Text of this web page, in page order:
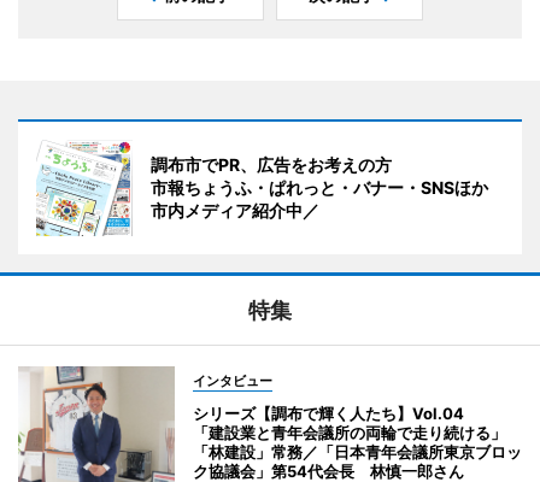
調布市でPR、広告をお考えの方
市報ちょうふ・ぱれっと・バナー・SNSほか
市内メディア紹介中／
特集
インタビュー
シリーズ【調布で輝く人たち】Vol.04
「建設業と青年会議所の両輪で走り続ける」
「林建設」常務／「日本青年会議所東京ブロッ
ク協議会」第54代会長 林慎一郎さん